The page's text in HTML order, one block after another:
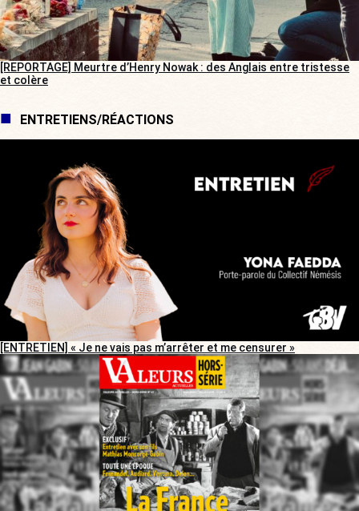
[REPORTAGE] Meurtre d’Henry Nowak : des Anglais entre tristesse
et colère
ENTRETIENS/RÉACTIONS
[ENTRETIEN] « Je ne vais pas m’arrêter et me censurer »